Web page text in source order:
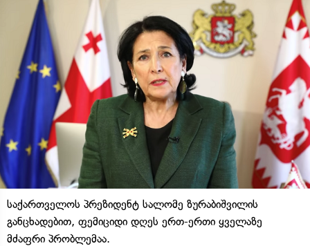
საქართველოს პრეზიდენტ სალომე ზურაბიშვილის
განცხადებით, ფემიციდი დღეს ერთ-ერთი ყველაზე
მძაფრი პრობლემაა.